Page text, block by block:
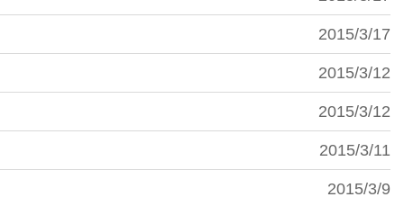
2015/3/17
2015/3/12
2015/3/12
2015/3/11
2015/3/9